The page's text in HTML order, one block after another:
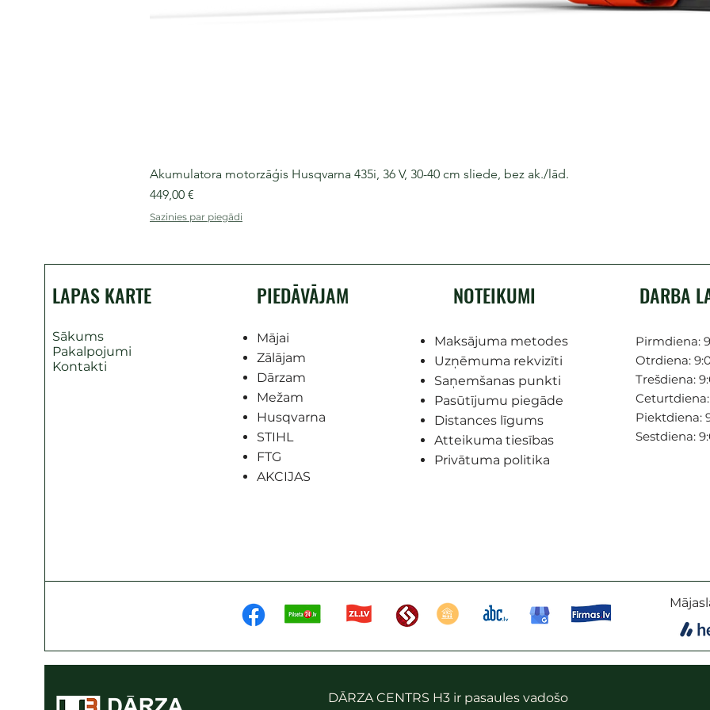
Akumulatora motorzāģis Husqvarna 435i, 36 V, 30-40 cm sliede, bez ak./lād.
Cena
449,00 €
Sazinies par piegādi
LAPAS KARTE
Sākums
Pakalpojumi
Kontakti
PIEDĀVĀJAM
Mājai
Zālājam
Dārzam
Mežam
Husqvarna
STIHL
FTG
AKCIJAS
NOTEIKUMI
Maksājuma metodes
Uzņēmuma rekvizīti
Saņemšanas punkti
Pasūtījumu piegāde
Distances līgums
Atteikuma tiesības
Privātuma politika
DARBA
Pirmdiena:
Otrdiena:
Trešdiena:
Ceturtdiena:
Piektdiena:
Sestdiena:
DĀRZA CENTRS H3 ir pasaules vadošo